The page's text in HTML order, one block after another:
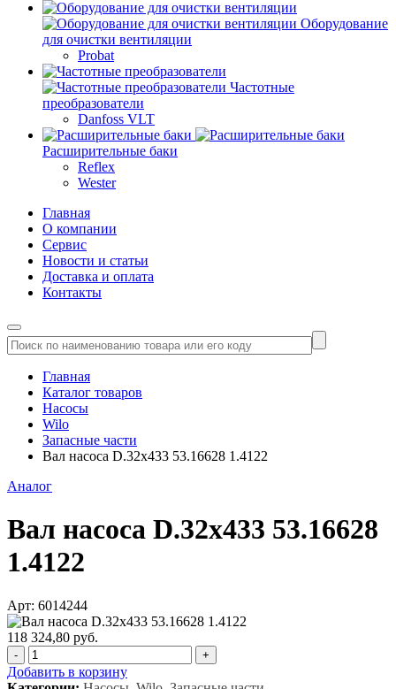
Оборудование
для очистки вентиляции
Probat
Частотные
преобразователи
Danfoss VLT
Расширительные баки
Reflex
Wester
Главная
О компании
Сервис
Новости и статьи
Доставка и оплата
Контакты
Главная
Каталог товаров
Насосы
Wilo
Запасные части
Вал насоса D.32x433 53.16628 1.4122
Аналог
Вал насоса D.32x433 53.16628
1.4122
Арт: 6014244
118 324,80 руб.
- +
Добавить в корзину